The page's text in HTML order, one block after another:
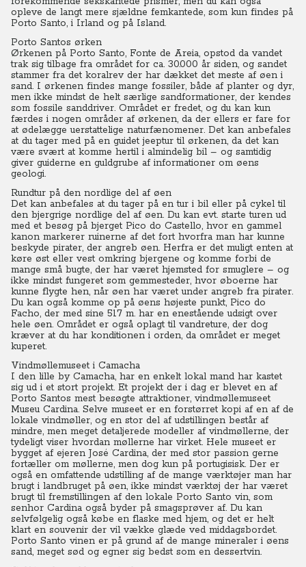
opleve de langt mere sjældne femkantede, som kun findes på
Porto Santo, i Irland og på Island.
Porto Santos ørken
Ørkenen på Porto Santo, Fonte de Areia, opstod da vandet
trak sig tilbage fra området for ca. 30.000 år siden, og sandet
stammer fra det koralrev der har dækket det meste af øen i
sand. I ørkenen findes mange fossiler, både af planter og dyr,
men ikke mindst de helt særlige sandformationer, der kendes
som fossile sanddriver. Området er fredet, og du kan kun
færdes i nogen områder af ørkenen, da der ellers er fare for
at ødelægge uerstattelige naturfænomener. Det kan anbefales
at du tager med på en guidet jeeptur til ørkenen, da det kan
være svært at komme hertil i almindelig bil – og samtidig
giver guiderne en guldgrube af informationer om øens
geologi.
Rundtur på den nordlige del af øen
Det kan anbefales at du tager på en tur i bil eller på cykel til
den bjergrige nordlige del af øen. Du kan evt. starte turen ud
med et besøg på bjerget Pico do Castello, hvor en gammel
kanon markerer ruinerne af det fort hvorfra man har kunne
beskyde pirater, der angreb øen. Herfra er det muligt enten at
køre øst eller vest omkring bjergene og komme forbi de
mange små bugte, der har været hjemsted for smuglere – og
ikke mindst fungeret som gemmesteder, hvor øboerne har
kunne flygte hen, når øen har været under angreb fra pirater.
Du kan også komme op på øens højeste punkt, Pico do
Facho, der med sine 517 m. har en enestående udsigt over
hele øen. Området er også oplagt til vandreture, der dog
kræver at du har konditionen i orden, da området er meget
kuperet.
Vindmøllemuseet i Camacha
I den lille by Camacha, har en enkelt lokal mand har kastet
sig ud i et stort projekt. Et projekt der i dag er blevet en af
Porto Santos mest besøgte attraktioner, vindmøllemuseet
Museu Cardina. Selve museet er en forstørret kopi af en af de
lokale vindmøller, og en stor del af udstillingen består af
mindre, men meget detaljerede modeller af vindmøllerne, der
tydeligt viser hvordan møllerne har virket. Hele museet er
bygget af ejeren José Cardina, der med stor passion gerne
fortæller om møllerne, men dog kun på portugisisk. Der er
også en omfattende udstilling af de mange værktøjer man har
brugt i landbruget på øen, ikke mindst værktøj der har været
brugt til fremstillingen af den lokale Porto Santo vin, som
senhor Cardina også byder på smagsprøver af. Du kan
selvfølgelig også købe en flaske med hjem, og det er helt
klart en souvenir der vil vække glæde ved middagsbordet.
Porto Santo vinen er på grund af de mange mineraler i øens
sand, meget sød og egner sig bedst som en dessertvin.